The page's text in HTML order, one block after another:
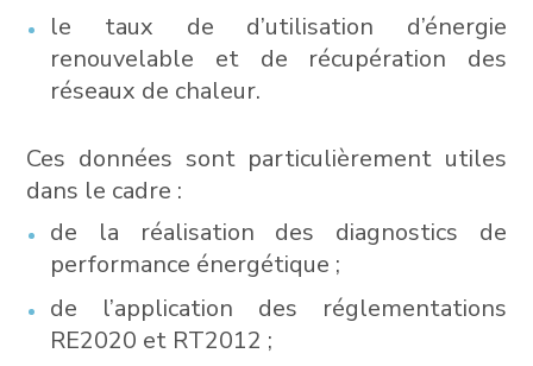
le taux de d’utilisation d’énergie
renouvelable et de récupération des
réseaux de chaleur.
Ces données sont particulièrement utiles
dans le cadre :
de la réalisation des diagnostics de
performance énergétique ;
de l’application des réglementations
RE2020 et RT2012 ;